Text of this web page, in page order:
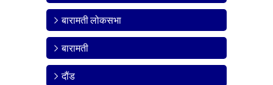
बारामती लोकसभा
बारामती
दौंड